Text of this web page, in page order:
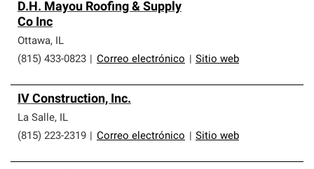
D.H. Mayou Roofing & Supply
Co Inc
Ottawa, IL
(815) 433-0823
Correo electrónico Sitio web
IV Construction, Inc.
La Salle, IL
(815) 223-2319
Correo electrónico Sitio web